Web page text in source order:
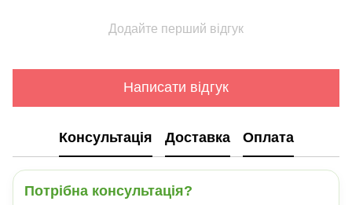
Додайте перший відгук
Написати відгук
Консультація Доставка Оплата
Потрібна консультація?